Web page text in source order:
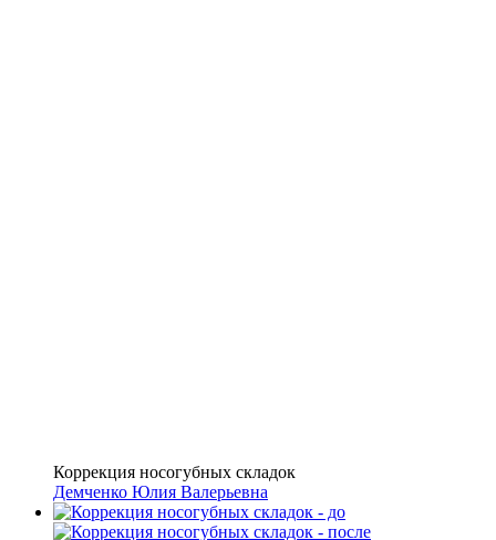
Коррекция носогубных складок
Демченко Юлия Валерьевна